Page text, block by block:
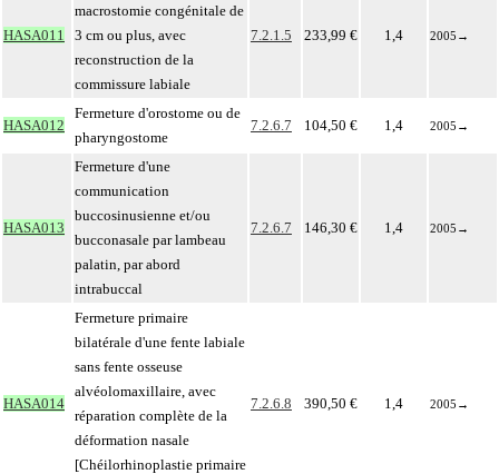
HASA011
macrostomie congénitale de
3 cm ou plus, avec
reconstruction de la
commissure labiale
7.2.1.5 233,99 € 1,4 2005 →
HASA012
Fermeture d'orostome ou de
pharyngostome
7.2.6.7 104,50 € 1,4 2005 →
HASA013
Fermeture d'une
communication
buccosinusienne et/ou
bucconasale par lambeau
palatin, par abord
intrabuccal
7.2.6.7 146,30 € 1,4 2005 →
HASA014
Fermeture primaire
bilatérale d'une fente labiale
sans fente osseuse
alvéolomaxillaire, avec
réparation complète de la
déformation nasale
[Chéilorhinoplastie primaire
7.2.6.8 390,50 € 1,4 2005 →